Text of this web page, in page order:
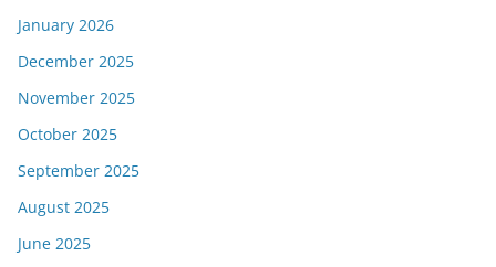
January 2026
December 2025
November 2025
October 2025
September 2025
August 2025
June 2025